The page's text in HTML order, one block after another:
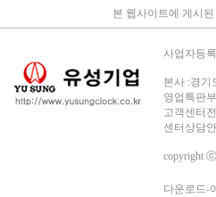
본 웹사이트에 게시
사업자등
본사 :경기
영업특판
고객센터
센터상담
copyright
다운로드-